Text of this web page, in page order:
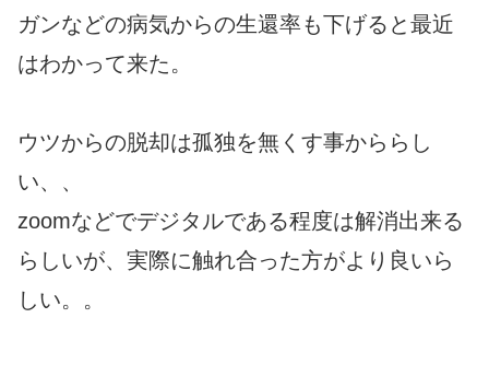
ガンなどの病気からの生還率も下げると最近
はわかって来た。
ウツからの脱却は孤独を無くす事かららし
い、、
zoomなどでデジタルである程度は解消出来る
らしいが、実際に触れ合った方がより良いら
しい。。